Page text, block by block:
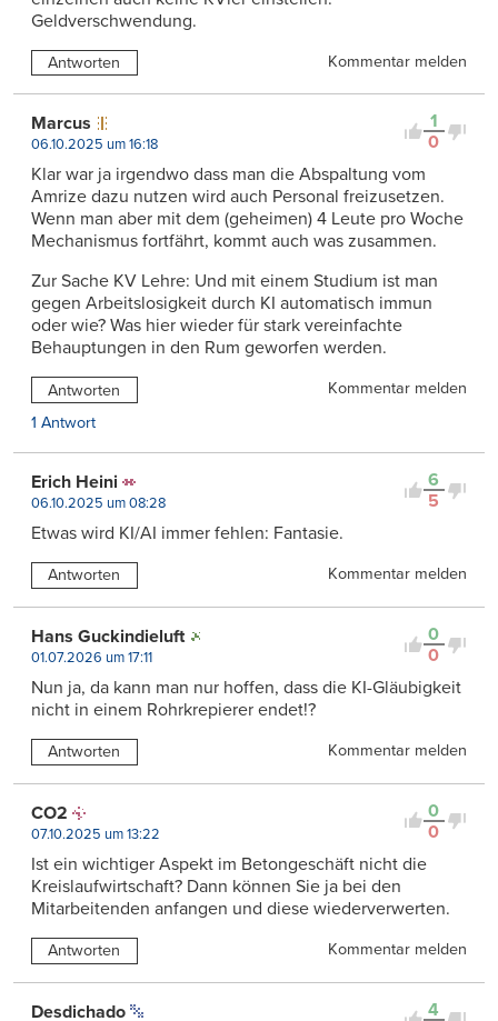
Geldverschwendung.
Antworten Kommentar melden
1
0
Marcus
06.10.2025 um 16:18
Klar war ja irgendwo dass man die Abspaltung vom
Amrize dazu nutzen wird auch Personal freizusetzen.
Wenn man aber mit dem (geheimen) 4 Leute pro Woche
Mechanismus fortfährt, kommt auch was zusammen.
Zur Sache KV Lehre: Und mit einem Studium ist man
gegen Arbeitslosigkeit durch KI automatisch immun
oder wie? Was hier wieder für stark vereinfachte
Behauptungen in den Rum geworfen werden.
Antworten
Kommentar melden
1 Antwort
6
5
Erich Heini
06.10.2025 um 08:28
Etwas wird KI/AI immer fehlen: Fantasie.
Antworten Kommentar melden
0
0
Hans Guckindieluft
01.07.2026 um 17:11
Nun ja, da kann man nur hoffen, dass die KI-Gläubigkeit
nicht in einem Rohrkrepierer endet!?
Antworten Kommentar melden
0
0
CO2
07.10.2025 um 13:22
Ist ein wichtiger Aspekt im Betongeschäft nicht die
Kreislaufwirtschaft? Dann können Sie ja bei den
Mitarbeitenden anfangen und diese wiederverwerten.
Antworten Kommentar melden
4
Desdichado